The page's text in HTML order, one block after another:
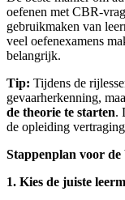
oefenen met CBR-
gebruikmaken van
veel oefenexamens
belangrijk.
Tip: Tijdens de
gevaarherkenning,
de theorie te starten.
de opleiding
Stappenplan voor de
1. Kies de juiste